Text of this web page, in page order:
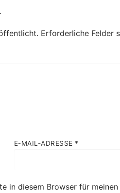
Erforderliche Felder
E-MAIL-ADRESSE *
in diesem Browser für